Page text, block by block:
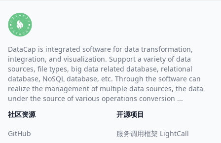
DataCap is integrated software for data transformation,
integration, and visualization. Support a variety of data
sources, file types, big data related database, relational
database, NoSQL database, etc. Through the software can
realize the management of multiple data sources, the data
under the source of various operations conversion ...
社区资源
GitHub
开源项目
服务调用框架 LightCall